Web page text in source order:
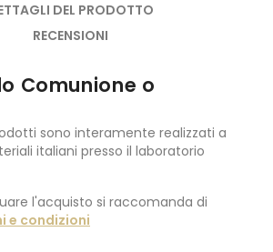
DEL PRODOTTO
RECENSIONI
Comunione o
sono interamente realizzati a
italiani presso il laboratorio
l'acquisto si raccomanda di
e condizioni